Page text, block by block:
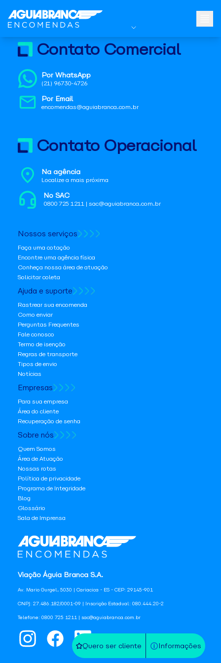
Quero ser cliente Informações
Viação Águia Branca S.A.
Av. Mario Gurgel, 5030 | Cariacica - ES - CEP: 29145-901
CNPJ: 27.486.182/0001-09 | Inscrição Estadual: 080.444.20-2
Telefone: 0800 725 1211 | sac@aguiabranca.com.br
Contato Comercial
Por WhatsApp
(21) 96730-4726
Por Email
encomendas@aguiabranca.com.br
Contato Operacional
Na agência
Localize a mais próxima
No SAC
0800 725 1211 | sac@aguiabranca.com.br
Nossos serviços
Faça uma cotação
Encontre uma agência física
Conheça nossa área de atuação
Solicitar coleta
Ajuda e suporte
Rastrear sua encomenda
Como enviar
Perguntas Frequentes
Fale conosco
Termo de isenção
Regras de transporte
Tipos de envio
Notícias
Empresas
Para sua empresa
Área do cliente
Recuperação de senha
Sobre nós
Quem Somos
Área de Atuação
Nossas rotas
Política de privacidade
Programa de Integridade
Blog
Glossário
Sala de Imprensa